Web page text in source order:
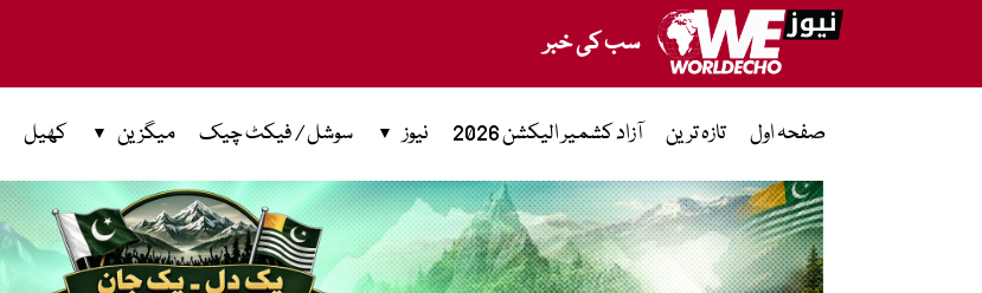
سب کی خبر
صفحہ اول تازہ ترین آزاد کشمیر الیکشن 2026 نیوز سوشل / فیکٹ چیک میگزین کھیل